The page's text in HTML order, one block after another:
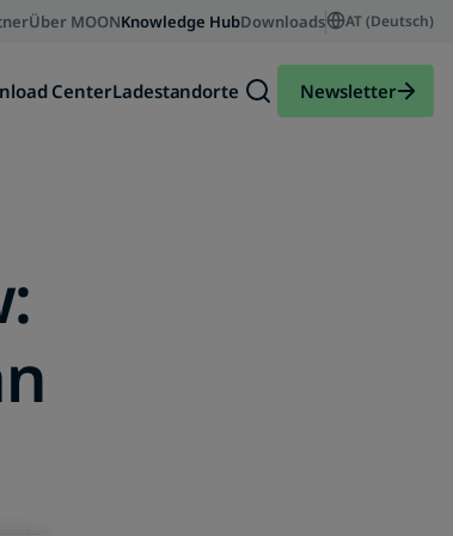
Über MOONKnowledge HubDownloads AT (Deutsch)
CenterLadestandorte Newsletter